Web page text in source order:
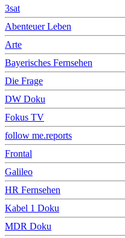
3sat
Abenteuer Leben
Arte
Bayerisches Fernsehen
Die Frage
DW Doku
Fokus TV
follow me.reports
Frontal
Galileo
HR Fernsehen
Kabel 1 Doku
MDR Doku